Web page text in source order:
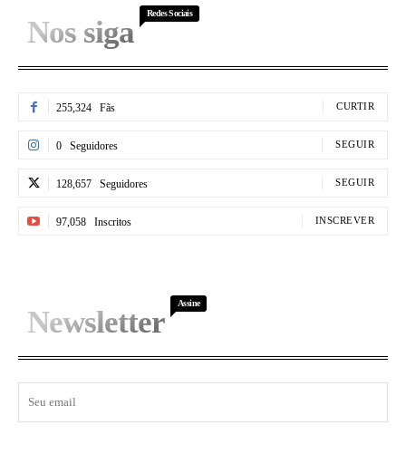
Nos siga
Redes Sociais
255,324 Fãs CURTIR
0 Seguidores SEGUIR
128,657 Seguidores SEGUIR
97,058 Inscritos INSCREVER
Newsletter
Assine